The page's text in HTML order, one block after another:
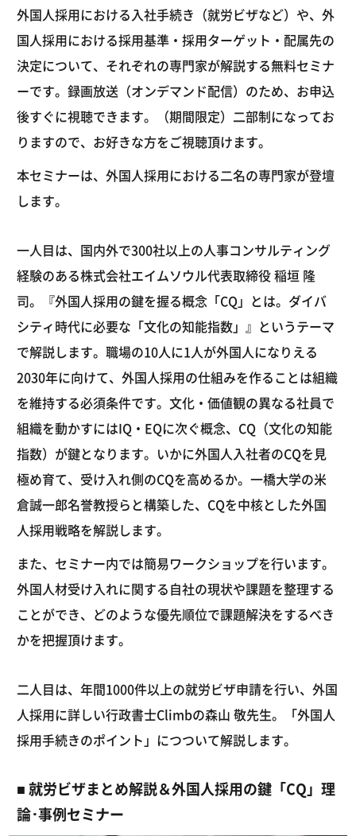
外国人採用における入社手続き（就労ビザなど）や、外
国人採用における採用基準・採用ターゲット・配属先の
決定について、それぞれの専門家が解説する無料セミナ
ーです。録画放送（オンデマンド配信）のため、お申込
後すぐに視聴できます。（期間限定）二部制になってお
りますので、お好きな方をご視聴頂けます。
本セミナーは、外国人採用における二名の専門家が登壇
します。
一人目は、国内外で300社以上の人事コンサルティング
経験のある株式会社エイムソウル代表取締役 稲垣 隆
司。『外国人採用の鍵を握る概念「CQ」とは。ダイバ
シティ時代に必要な「文化の知能指数」』というテーマ
で解説します。職場の10人に1人が外国人になりえる
2030年に向けて、外国人採用の仕組みを作ることは組織
を維持する必須条件です。文化・価値観の異なる社員で
組織を動かすにはIQ・EQに次ぐ概念、CQ（文化の知能
指数）が鍵となります。いかに外国人入社者のCQを見
極め育て、受け入れ側のCQを高めるか。一橋大学の米
倉誠一郎名誉教授らと構築した、CQを中核とした外国
人採用戦略を解説します。
また、セミナー内では簡易ワークショップを行います。
外国人材受け入れに関する自社の現状や課題を整理する
ことができ、どのような優先順位で課題解決をするべき
かを把握頂けます。
二人目は、年間1000件以上の就労ビザ申請を行い、外国
人採用に詳しい行政書士Climbの森山 敬先生。「外国人
採用手続きのポイント」につついて解説します。
■ 就労ビザまとめ解説＆外国人採用の鍵「CQ」理
論･事例セミナー